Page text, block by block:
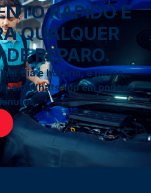
RÁPIDO E
QUALQUER
REPARO.
dia e horário, e nossa
WhatsApp em poucos